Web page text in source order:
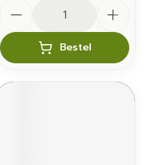
Bestel